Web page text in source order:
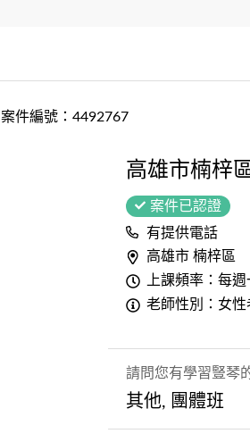
案件編號：4492767
高雄市楠梓
案件已認證
有提供電話
高雄市 楠梓區
上課頻率：每週
老師性別：女性
請問您有學習豎琴
其他, 團體班